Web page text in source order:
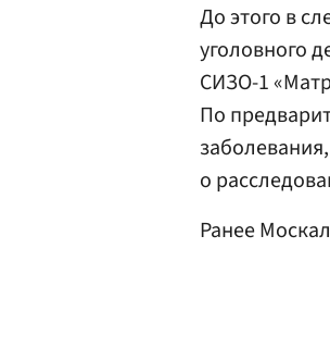
До этого в
уголовного
СИЗО-1
По
о
Ранее